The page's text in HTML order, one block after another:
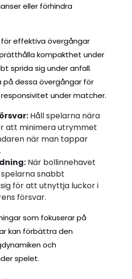
eller förhindra
effektiva övergångar
kompakthet under
sprida sig under anfall.
på dessa övergångar för
under matcher.
Håll spelarna nära
att minimera utrymmet
när man tappar
När bollinnehavet
snabbt
för att utnyttja luckor i
försvar.
som fokuserar på
kan förbättra den
och
spelet.